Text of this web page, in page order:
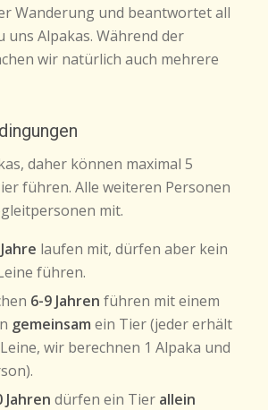
Wanderung und beantwortet all
uns Alpakas. Während der
wir natürlich auch mehrere
daher können maximal 5
führen. Alle weiteren Personen
mit.
laufen mit, dürfen aber kein
führen.
6-9 Jahren führen mit einem
gemeinsam ein Tier (jeder erhält
wir berechnen 1 Alpaka und
Jahren dürfen ein Tier allein